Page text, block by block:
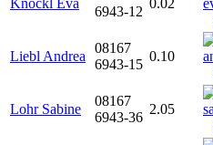
Knöckl Eva
6943-12
0.02
Liebl Andrea
08167
6943-15
0.10
Lohr Sabine
08167
6943-36
2.05